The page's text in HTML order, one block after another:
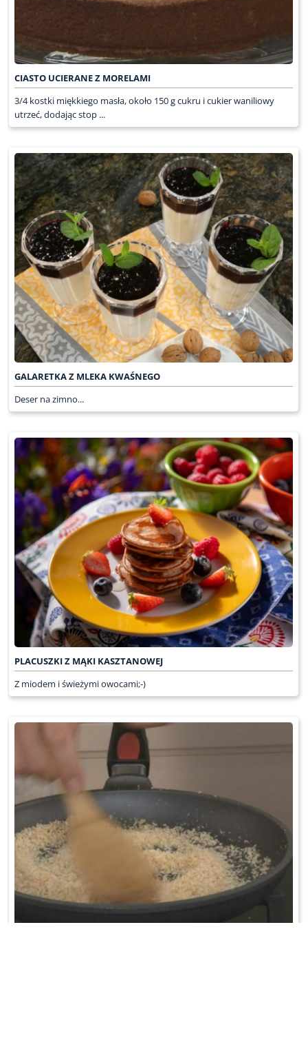
CIASTO UCIERANE Z MORELAMI
3/4 kostki miękkiego masła, około 150 g cukru i cukier waniliowy
utrzeć, dodając stop ...
GALARETKA Z MLEKA KWAŚNEGO
Deser na zimno...
PLACUSZKI Z MĄKI KASZTANOWEJ
Z miodem i świeżymi owocami;-)